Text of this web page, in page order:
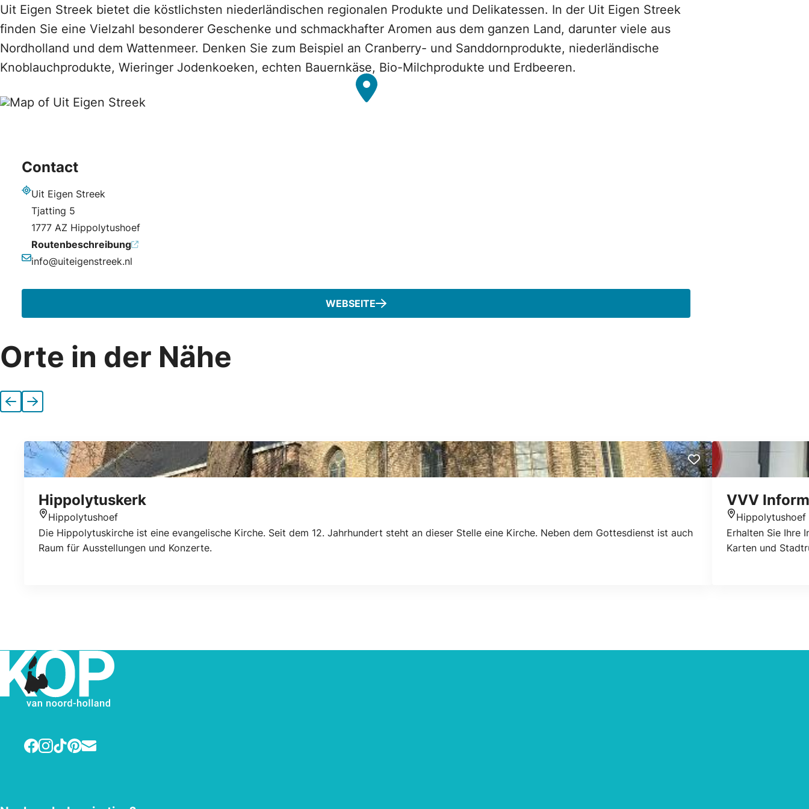
Uit Eigen Streek bietet die köstlichsten niederländischen regionalen Produkte und Delikatessen. In der Uit Eigen Streek
finden Sie eine Vielzahl besonderer Geschenke und schmackhafter Aromen aus dem ganzen Land, darunter viele aus
Nordholland und dem Wattenmeer. Denken Sie zum Beispiel an Cranberry- und Sanddornprodukte, niederländische
Knoblauchprodukte, Wieringer Jodenkoeken, echten Bauernkäse, Bio-Milchprodukte und Erdbeeren.
Contact
Adresse
Uit Eigen Streek
Tjatting 5
1777 AZ Hippolytushoef
Routenbeschreibung
E-Mail-Adresse
info@uiteigenstreek.nl
WEBSEITE
Orte in der Nähe
Vorherige
Nächste
Hippolytuskerk
Standort
Hippolytushoef
Die Hippolytuskirche ist eine evangelische Kirche. Seit dem 12. Jahrhundert steht an dieser Stelle eine Kirche. Neben dem Gottesdienst ist auch
Raum für Ausstellungen und Konzerte.
VVV
Standort
Hippolytushoef
Erhalten Sie Ihre
Karten und
Facebook
Instagram
TikTok
Pinterest
E-mail